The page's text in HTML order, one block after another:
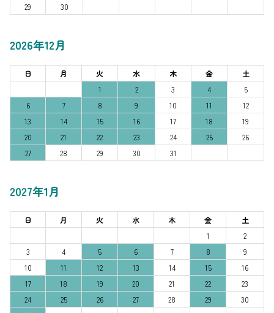
29
30
2026年12月
日 月 火 水 木 金
土
1
2 3 4
5
6
7 8 9 10 11
12
13
14 15 16 17 18
19
20
21 22 23 24 25
26
27
28 29 30 31
2027年1月
日 月 火 水 木 金
土
1
2
3
4 5 6 7 8
9
10
11 12 13 14 15
16
17
18 19 20 21 22
23
24
25 26 27 28 29
30